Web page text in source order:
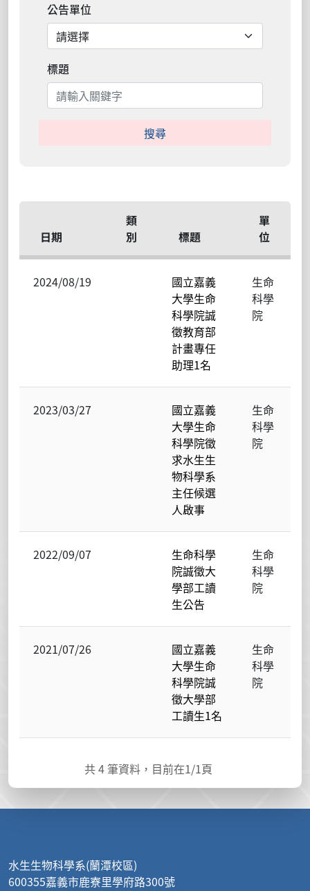
公告單位
標題
日期
類
別
標題
單
位
2024/08/19
國立嘉義
大學生命
科學院誠
徵教育部
計畫專任
助理1名
生命
科學
院
2023/03/27
國立嘉義
大學生命
科學院徵
求水生生
物科學系
主任候選
人啟事
生命
科學
院
2022/09/07
生命科學
院誠徵大
學部工讀
生公告
生命
科學
院
2021/07/26
國立嘉義
大學生命
科學院誠
徵大學部
工讀生1名
生命
科學
院
共4 筆資料，目前在1/1頁
水生生物科學系(蘭潭校區)
600355嘉義市鹿寮里學府路300號